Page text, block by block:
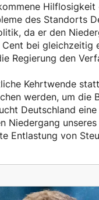
des Standorts
da er den
bei
Regierung den
Kehrtwende
werden, um
Deutschland
Niedergang
Entlastung von